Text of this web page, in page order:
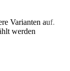
Varianten auf.
werden